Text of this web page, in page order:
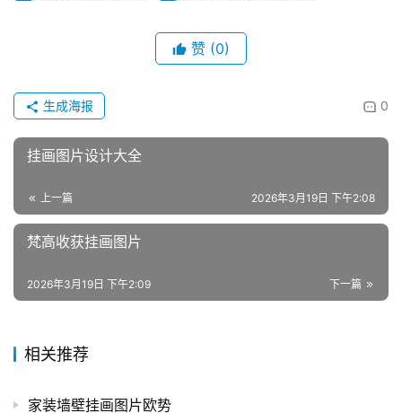
赞 (0)
0
生成海报
挂画图片设计大全
上一篇 2026年3月19日 下午2:08
梵高收获挂画图片
下一篇
2026年3月19日 下午2:09
相关推荐
家装墙壁挂画图片欧势